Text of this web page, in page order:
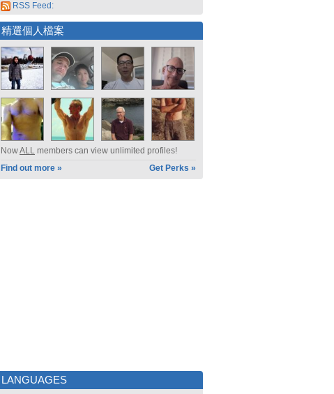
RSS Feed:
精選個人檔案
NowALL members can view unlimited profiles!
Find out more »
Get Perks »
LANGUAGES